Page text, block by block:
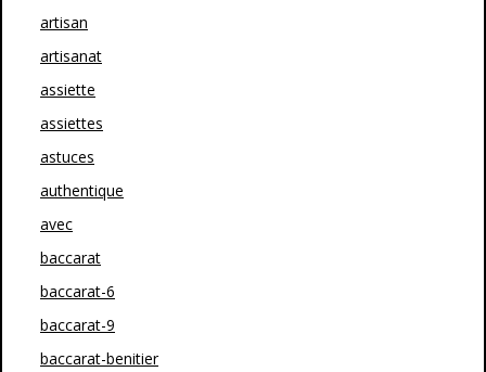
artisan
artisanat
assiette
assiettes
astuces
authentique
avec
baccarat
baccarat-6
baccarat-9
baccarat-benitier